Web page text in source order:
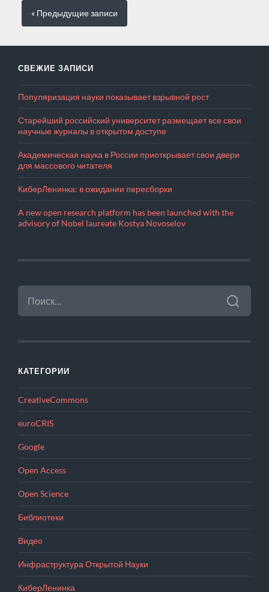
« Предыдущиезаписи
СВЕЖИЕ ЗАПИСИ
Популяризация науки показывает взрывной рост
Старейший российский университет размещает все свои
научные журналы в открытом доступе
Академическая наука в России приоткрывает свои двери
для массового читателя
КиберЛенинка: в ожидании пересборки
A new open research platform has been launched with the
advisory of Nobel laureate Kostya Novoselov
НАЙТИ:
КАТЕГОРИИ
CreativeCommons
euroCRIS
Google
Open Access
Open Science
Библиотеки
Видео
Инфраструктура Открытой Науки
КиберЛенинка